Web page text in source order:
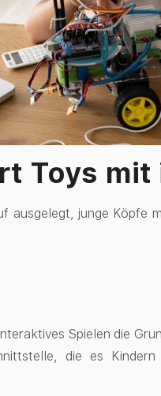
Toys
ausgelegt, junge Köpfe
Spielen die
die es